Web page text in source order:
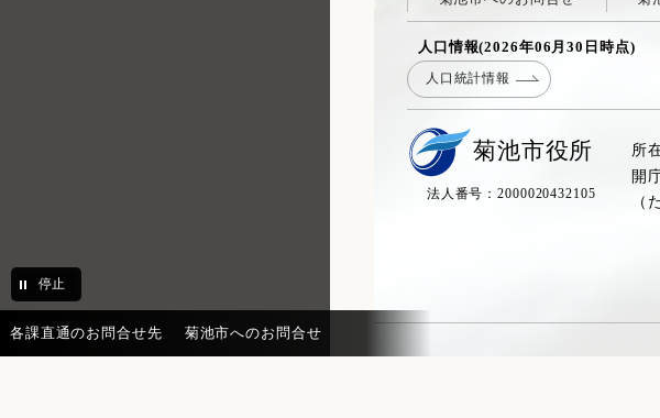
停止
人口情報(2026年06月30日時点)
人口統計情報
菊池市役所
法人番号：2000020432105
所
開
（
各課直通のお問合せ先 菊池市へのお問合せ